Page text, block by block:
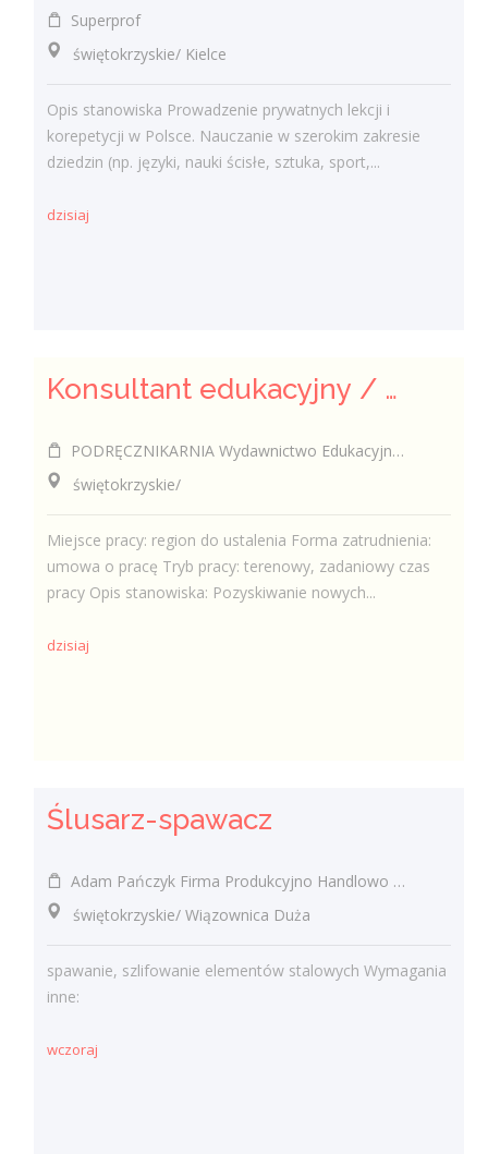
Superprof
świętokrzyskie/ Kielce
Opis stanowiska Prowadzenie prywatnych lekcji i
korepetycji w Polsce. Nauczanie w szerokim zakresie
dziedzin (np. języki, nauki ścisłe, sztuka, sport,...
dzisiaj
Konsultant edukacyjny / Konsultantka edukacyjna
PODRĘCZNIKARNIA Wydawnictwo Edukacyjne Sp. z o.o.
świętokrzyskie/
Miejsce pracy: region do ustalenia Forma zatrudnienia:
umowa o pracę Tryb pracy: terenowy, zadaniowy czas
pracy Opis stanowiska: Pozyskiwanie nowych...
dzisiaj
Ślusarz-spawacz
Adam Pańczyk Firma Produkcyjno Handlowo Usługowa "KONRAD" Wiązownica Duża
świętokrzyskie/ Wiązownica Duża
spawanie, szlifowanie elementów stalowych Wymagania
inne:
wczoraj